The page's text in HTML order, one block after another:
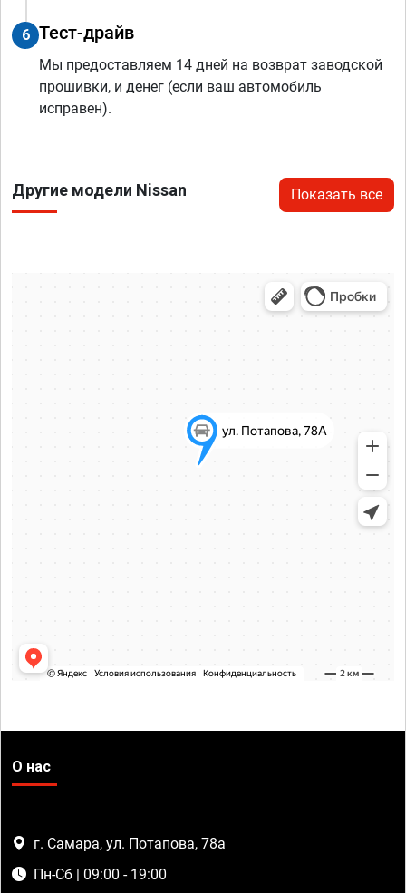
6 Тест-драйв
Мы предоставляем 14 дней на возврат заводской
прошивки, и денег (если ваш автомобиль
исправен).
Другие модели Nissan Показать все
О нас
г. Самара, ул. Потапова, 78а
Пн-Сб | 09:00 - 19:00